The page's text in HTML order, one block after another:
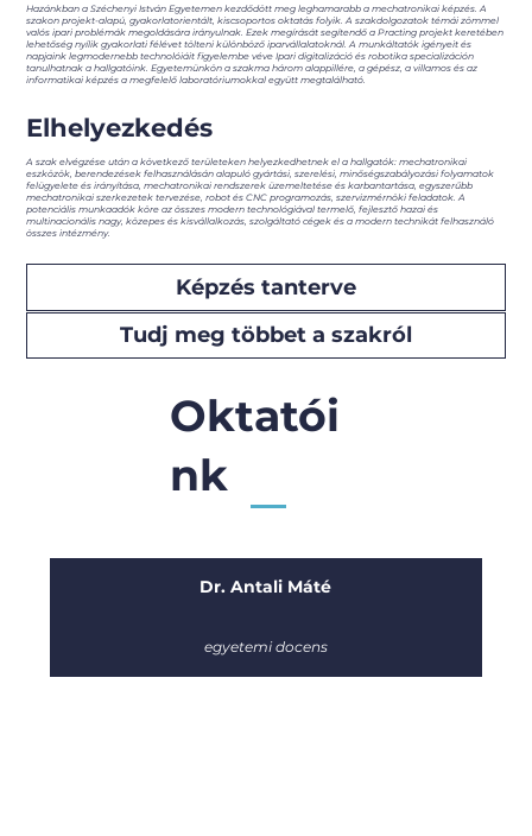
Hazánkban a Széchenyi István Egyetemen kezdődött meg leghamarabb a mechatronikai képzés. A
szakon projekt-alapú, gyakorlatorientált, kiscsoportos oktatás folyik. A szakdolgozatok témái zömmel
valós ipari problémák megoldására irányulnak. Ezek megírását segítendő a Practing projekt keretében
lehetőség nyílik gyakorlati félévet tölteni különböző iparvállalatoknál. A munkáltatók igényeit és
napjaink legmodernebb technolóiáit figyelembe véve Ipari digitalizáció és robotika specializáción
tanulhatnak a hallgatóink. Egyetemünkön a szakma három alappillére, a gépész, a villamos és az
informatikai képzés a megfelelő laboratóriumokkal együtt megtalálható.
Elhelyezkedés
A szak elvégzése után a következő területeken helyezkedhetnek el a hallgatók: mechatronikai
eszközök, berendezések felhasználásán alapuló gyártási, szerelési, minőségszabályozási folyamatok
felügyelete és irányítása, mechatronikai rendszerek üzemeltetése és karbantartása, egyszerűbb
mechatronikai szerkezetek tervezése, robot és CNC programozás, szervizmérnöki feladatok. A
potenciális munkaadók köre az összes modern technológiával termelő, fejlesztő hazai és
multinacionális nagy, közepes és kisvállalkozás, szolgáltató cégek és a modern technikát felhasználó
összes intézmény.
Képzés tanterve
Tudj meg többet a szakról
Oktatói
nk
Dr. Antali Máté
egyetemi docens